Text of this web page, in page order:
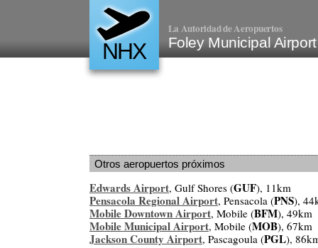
NHX
La Autoridad de Aeropuertos
Foley Municipal
Otros aeropuertos próximos
Edwards Airport, Gulf Shores (GUF), 11km
Pensacola Regional Airport, Pensacola (PNS),
Mobile Downtown Airport, Mobile (BFM), 49km
Mobile Municipal Airport, Mobile (MOB), 67km
Jackson County Airport, Pascagoula (PGL),